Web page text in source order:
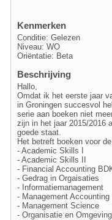
Kenmerken
Conditie: Gelezen
Niveau: WO
Oriëntatie: Beta
Beschrijving
Hallo,
Omdat ik het eerste jaar
in Groningen succesvol
serie aan boeken niet
zijn in het jaar 2015/2016
goede staat.
Het betreft boeken voor
- Academic Skills I
- Academic Skills II
- Financial Accounting
- Gedrag in Orgaisaties
- Informatiemanagement
- Management Accounting
- Management Science
- Organisatie en Omgeving